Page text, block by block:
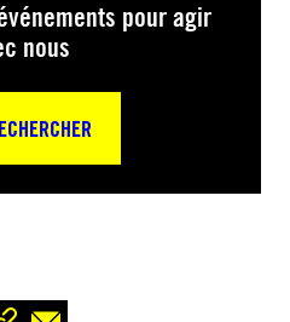
pour agir
nous